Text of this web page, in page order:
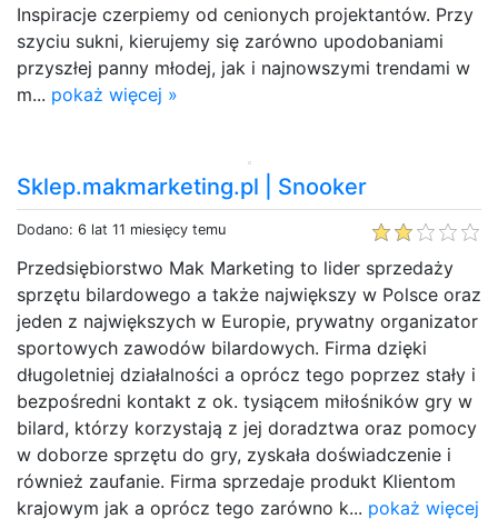
Inspiracje czerpiemy od cenionych projektantów. Przy
szyciu sukni, kierujemy się zarówno upodobaniami
przyszłej panny młodej, jak i najnowszymi trendami w
m... pokaż więcej »
Sklep.makmarketing.pl | Snooker
Dodano: 6 lat 11 miesięcy temu
Przedsiębiorstwo Mak Marketing to lider sprzedaży
sprzętu bilardowego a także największy w Polsce oraz
jeden z największych w Europie, prywatny organizator
sportowych zawodów bilardowych. Firma dzięki
długoletniej działalności a oprócz tego poprzez stały i
bezpośredni kontakt z ok. tysiącem miłośników gry w
bilard, którzy korzystają z jej doradztwa oraz pomocy
w doborze sprzętu do gry, zyskała doświadczenie i
również zaufanie. Firma sprzedaje produkt Klientom
krajowym jak a oprócz tego zarówno k... pokaż więcej